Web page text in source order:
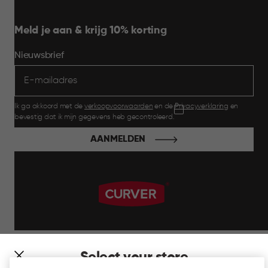
Select your store
Meld je aan & krijg 10% korting
Nieuwsbrief
Ik ga akkoord met de verkoopvoorwaarden en dePrivacyverklaring en
bevestig dat ik mijn gegevens heb gecontroleerd.
AANMELDEN